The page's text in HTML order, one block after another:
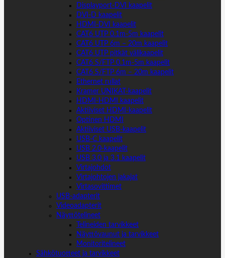
Displayport-DVI kaapelit
DVI-D kaapelit
HDMI-DVI kaapelit
CAT6 UTP 0.1m-5m kaapelit
CAT6 UTP 6m – 20m kaapelit
CAT6 UTP pitkät välikaapelit
CAT6 S/FTP 0.1m-5m kaapelit
CAT6 S/FTP 6m – 20m kaapelit
Ethernet rullat
Kramer UNIKAT-kaapelit
HDMI-HDMI kaapelit
Aktiiviset HDMI-kaapelit
Optinen HDMI
Aktiiviset USB-kaapelit
USB-C kaapelit
USB 2.0-kaapelit
USB 3.0 ja 3.1 kaapelit
Virtajohdot
Virtajohtojen jakajat
Virtasovittimet
USB-adapterit
Videoadapterit
Näyttötelineet
Telineiden tarvikkeet
Näyttövaunut ja tarvikkeet
Monitoritelineet
Sähkötuotteet ja tarvikkeet